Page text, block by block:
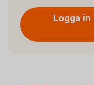
Logga